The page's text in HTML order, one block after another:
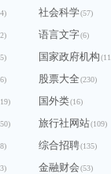
社会科学(57)
语言文字(6)
国家政府机构
股票大全(230)
国外类(16)
旅行社网站(109)
综合招聘(135)
金融财会(53)